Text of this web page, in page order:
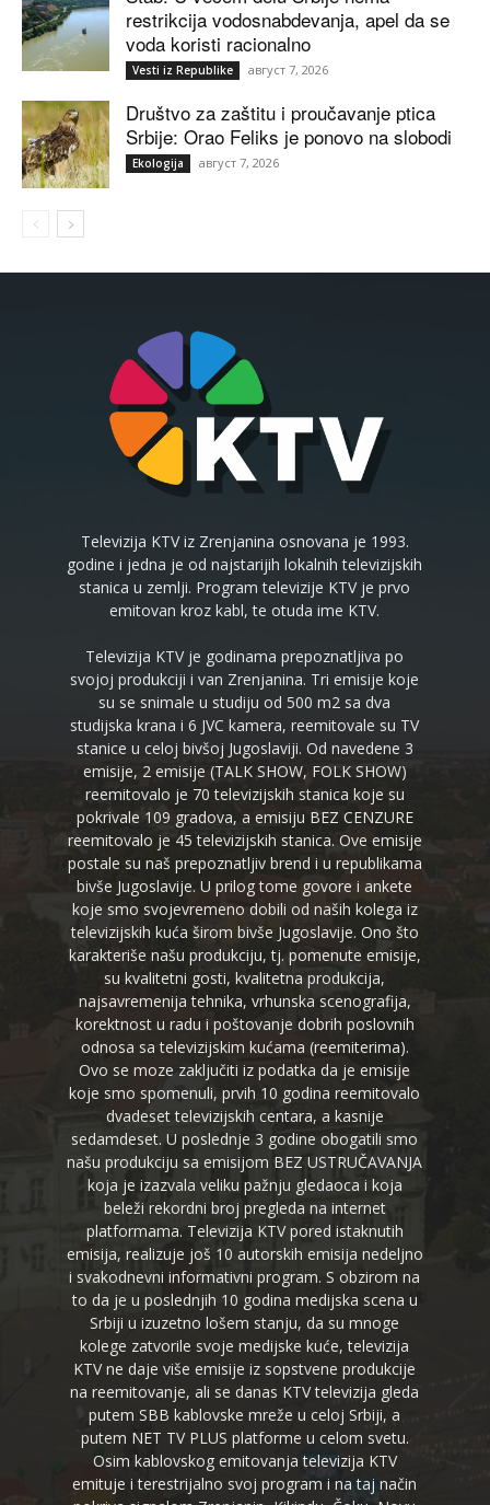
restrikcija vodosnabdevanja, apel da se
voda koristi racionalno
Vesti iz Republike август 7, 2026
Društvo za zaštitu i proučavanje ptica
Srbije: Orao Feliks je ponovo na slobodi
Ekologija август 7, 2026
Televizija KTV iz Zrenjanina osnovana je 1993.
godine i jedna je od najstarijih lokalnih televizijskih
stanica u zemlji. Program televizije KTV je prvo
emitovan kroz kabl, te otuda ime KTV.
Televizija KTV je godinama prepoznatljiva po
svojoj produkciji i van Zrenjanina. Tri emisije koje
su se snimale u studiju od 500 m2 sa dva
studijska krana i 6 JVC kamera, reemitovale su TV
stanice u celoj bivšoj Jugoslaviji. Od navedene 3
emisije, 2 emisije (TALK SHOW, FOLK SHOW)
reemitovalo je 70 televizijskih stanica koje su
pokrivale 109 gradova, a emisiju BEZ CENZURE
reemitovalo je 45 televizijskih stanica. Ove emisije
postale su naš prepoznatljiv brend i u republikama
bivše Jugoslavije. U prilog tome govore i ankete
koje smo svojevremeno dobili od naših kolega iz
televizijskih kuća širom bivše Jugoslavije. Ono što
karakteriše našu produkciju, tj. pomenute emisije,
su kvalitetni gosti, kvalitetna produkcija,
najsavremenija tehnika, vrhunska scenografija,
korektnost u radu i poštovanje dobrih poslovnih
odnosa sa televizijskim kućama (reemiterima).
Ovo se moze zaključiti iz podatka da je emisije
koje smo spomenuli, prvih 10 godina reemitovalo
dvadeset televizijskih centara, a kasnije
sedamdeset. U poslednje 3 godine obogatili smo
našu produkciju sa emisijom BEZ USTRUČAVANJA
koja je izazvala veliku pažnju gledaoca i koja
beleži rekordni broj pregleda na internet
platformama. Televizija KTV pored istaknutih
emisija, realizuje još 10 autorskih emisija nedeljno
i svakodnevni informativni program. S obzirom na
to da je u poslednjih 10 godina medijska scena u
Srbiji u izuzetno lošem stanju, da su mnoge
kolege zatvorile svoje medijske kuće, televizija
KTV ne daje više emisije iz sopstvene produkcije
na reemitovanje, ali se danas KTV televizija gleda
putem SBB kablovske mreže u celoj Srbiji, a
putem NET TV PLUS platforme u celom svetu.
Osim kablovskog emitovanja televizija KTV
emituje i terestrijalno svoj program i na taj način